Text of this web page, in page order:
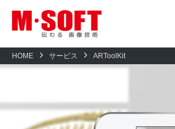
HOME サービス ARToolKit